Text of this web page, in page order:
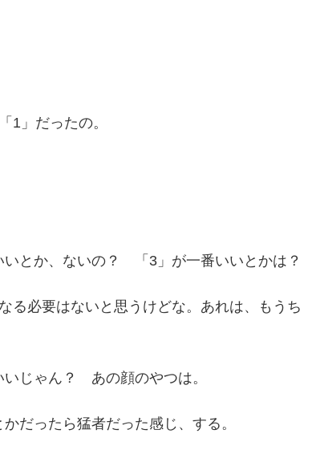
1」だったの。
とか、ないの？ 「3」が一番いいとかは？
る必要はないと思うけどな。あれは、もうち
いじゃん？ あの顔のやつは。
だったら猛者だった感じ、する。